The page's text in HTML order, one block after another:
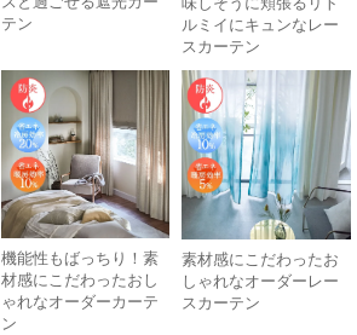
テン
ルミイにキュンなレー
スカーテン
機能性もばっちり！素
材感にこだわったおし
ゃれなオーダーカーテ
ン
素材感にこだわったお
しゃれなオーダーレー
スカーテン